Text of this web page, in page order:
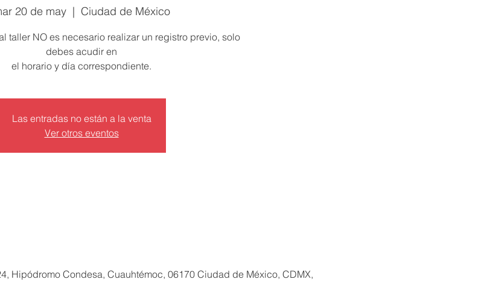
20 de may
  |
Ciudad de México
taller NO es necesario realizar un registro previo, solo
debes acudir en
el horario y día correspondiente.
Las entradas no están a la venta
Ver otros eventos
Hipódromo Condesa, Cuauhtémoc, 06170 Ciudad de México, CDMX,